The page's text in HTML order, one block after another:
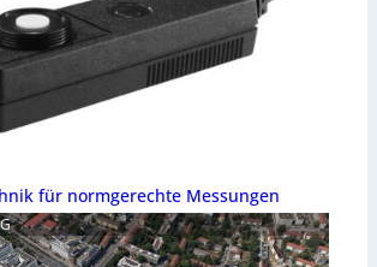
für normgerechte Messungen